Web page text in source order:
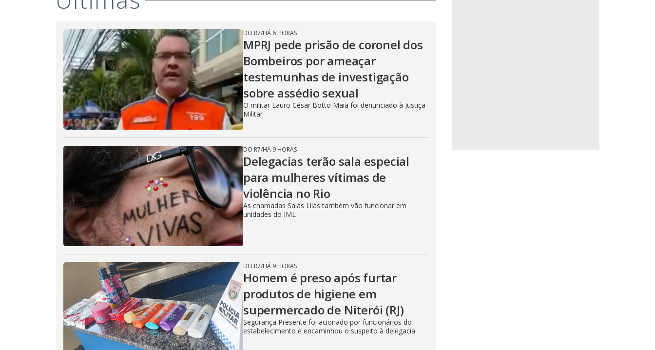
V
i
d
e
o
DO R7/HÁ 6 HORAS
MPRJ pede prisão de coronel dos
Bombeiros por ameaçar
testemunhas de investigação
sobre assédio sexual
O militar Lauro César Botto Maia foi denunciado à Justiça
Militar
DO R7/HÁ 9 HORAS
Delegacias terão sala especial
para mulheres vítimas de
violência no Rio
As chamadas Salas Lilás também vão funcionar em
unidades do IML
DO R7/HÁ 9 HORAS
Homem é preso após furtar
produtos de higiene em
supermercado de Niterói (RJ)
Segurança Presente foi acionado por funcionários do
estabelecimento e encaminhou o suspeito à delegacia